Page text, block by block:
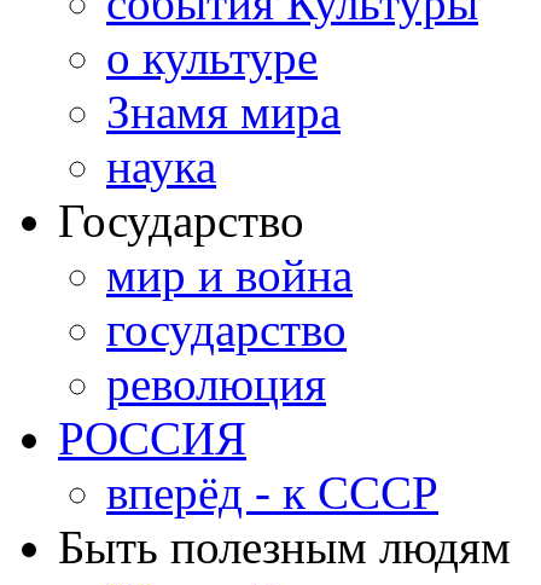
о культуре
Знамя мира
наука
Государство
мир и война
государство
революция
РОССИЯ
вперёд - к СССР
Быть полезным людям